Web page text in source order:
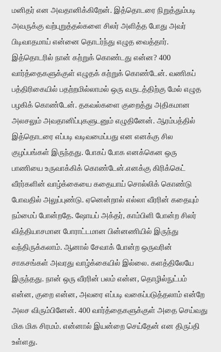
மனிதர் என அவதானிக்கிறேன். இத்தொடரை நிறுத்தும்படி
அவருக்கு வற்புறுத்தல்களை சிலர் அளித்த போது அவர்
பிடிவாதமாய் என்னை தொடர்ந்து எழுத வைத்தார்.
இத்தொடரில் நான் கற்றுக் கொண்டது என்ன? 400
வார்த்தைகளுக்குள் எழுதக் கற்றுக் கொண்டேன். வணிகப்
பத்திரிகையில் பதற்றமில்லாமல் ஒரு வருடத்திற்கு மேல் எழுத
பழகிக் கொண்டேன். தகவல்களை குறைத்து அதிகமான
அலசலும் அவதானிப்புகளுடனும் எழுதினேன். ஆரம்பத்தில்
இத்தொடரை எப்படி வடிவமைப்பது என எனக்கு சில
குழப்பங்கள் இருந்தது. போகப் போக எனக்கென ஒரு
பாணியை உருவாக்கிக் கொண்டேன்.எனக்கு கிரிக்கெட்
வீரர்களின் வாழ்க்கையை கதையாய் சொல்லிக் கொண்டு
போவதில் அலுப்புண்டு. ஏனென்றால் எல்லா வீரரின் கதையும்
நம்மைப் போன்றதே. ஷோயப் அக்தர், காம்பிளி போன்ற சிலர்
வித்தியாசமான போராட்டமான பின்னணியில் இருந்து
வந்திருக்கலாம். ஆனால் சேவாக் போன்ற ஒருவரின்
சாகசங்கள் அவரது வாழ்க்கையில் இல்லை. களத்திலேயே
இருந்தது. நான் ஒரு வீரரின் பலம் என்ன, தொழில்நுட்பம்
என்ன, குறை என்ன, அவரை எப்படி வகைப்படுத்தலாம் என்றே
அலச விரும்பினேன். 400 வார்த்தைகளுக்குள் அதை செய்வது
மிக மிக சிரமம். என்னால் இயன்றை செய்தேன் என திருப்தி
உள்ளது.